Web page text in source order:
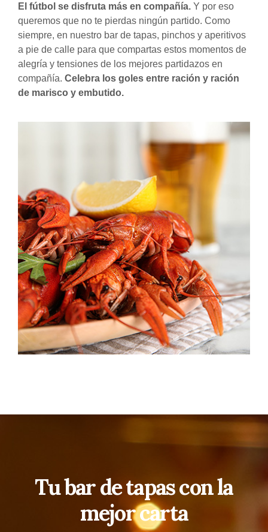
El fútbol se disfruta más en compañía. Y por eso
queremos que no te pierdas ningún partido. Como
siempre, en nuestro bar de tapas, pinchos y aperitivos
a pie de calle para que compartas estos momentos de
alegría y tensiones de los mejores partidazos en
compañía. Celebra los goles entre ración y ración
de marisco y embutido.
Tu bar de tapas con la
mejor carta